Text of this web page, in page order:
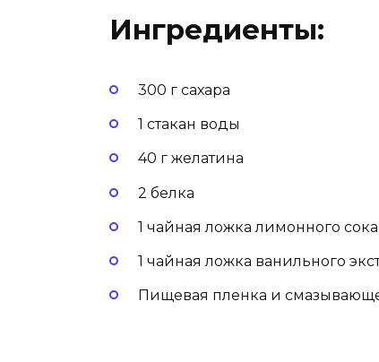
Ингредиенты:
300 г сахара
1 стакан воды
40 г желатина
2 белка
1 чайная ложка лимонного сока
1 чайная ложка ванильного
Пищевая пленка и